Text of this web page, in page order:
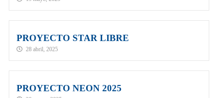
PROYECTO STAR LIBRE
28 abril, 2025
PROYECTO NEON 2025